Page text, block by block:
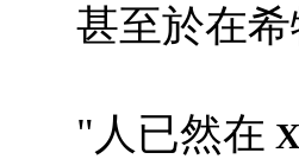
甚至於在
"人已然在